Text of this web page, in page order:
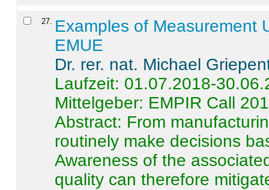
27. Examples of Measurement
EMUE
Dr. rer. nat. Michael
Laufzeit: 01.07.2018-
Mittelgeber: EMPIR Call
Abstract: From
routinely make decisions
Awareness of the
quality can therefore